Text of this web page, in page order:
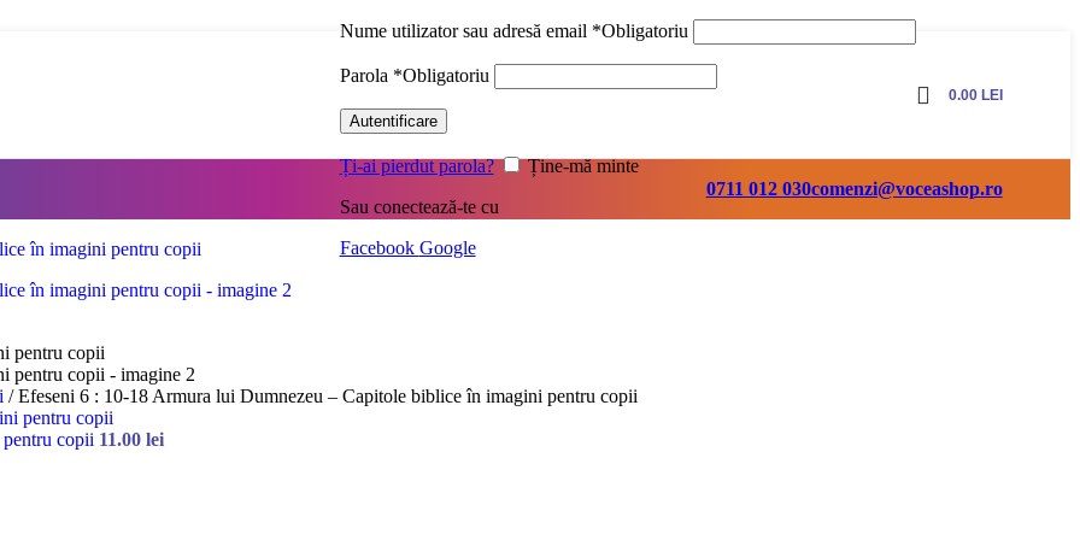
Nume utilizator sau adresă email *Obligatoriu
Parola *Obligatoriu
Autentificare
Ți-ai pierdut parola?
Ține-mă minte
Sau conectează-te cu
Facebook Google
0.00 LEI
0711 012 030comenzi@voceashop.ro
/ Efeseni 6 : 10-18 Armura lui Dumnezeu – Capitole biblice în imagini pentru copii
copii 11.00 lei